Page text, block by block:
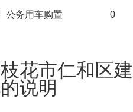
务用车购置 0
花市仁和区
说明